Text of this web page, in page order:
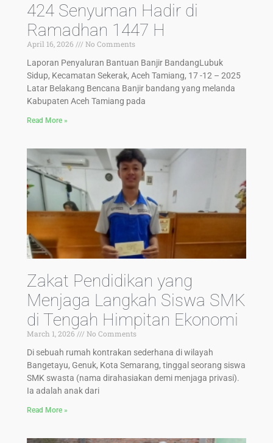
424 Senyuman Hadir di
Ramadhan 1447 H
April 16, 2026
No Comments
Laporan Penyaluran Bantuan Banjir BandangLubuk
Sidup, Kecamatan Sekerak, Aceh Tamiang, 17 -12 – 2025
Latar Belakang Bencana Banjir bandang yang melanda
Kabupaten Aceh Tamiang pada
Read More »
Zakat Pendidikan yang
Menjaga Langkah Siswa SMK
di Tengah Himpitan Ekonomi
March 1, 2026
No Comments
Di sebuah rumah kontrakan sederhana di wilayah
Bangetayu, Genuk, Kota Semarang, tinggal seorang siswa
SMK swasta (nama dirahasiakan demi menjaga privasi).
Ia adalah anak dari
Read More »